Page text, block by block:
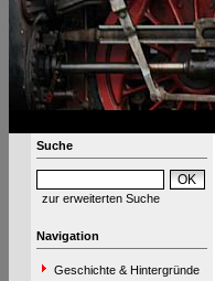
Suche
zur erweiterten Suche
Navigation
Geschichte & Hintergründe